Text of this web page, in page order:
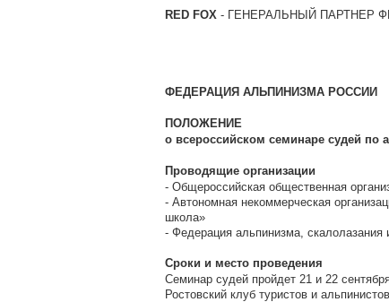
RED FOX - ГЕНЕРАЛЬНЫЙ ПАРТНЕР
ФЕДЕРАЦИЯ АЛЬПИНИЗМА РОССИИ
ПОЛОЖЕНИЕ
о всероссийском семинаре судей по
Проводящие организации
- Общероссийская общественная
- Автономная некоммерческая
школа»
- Федерация альпинизма, скалолазания
Сроки и место проведения
Семинар судей пройдет 21 и 22
Ростовский клуб туристов и